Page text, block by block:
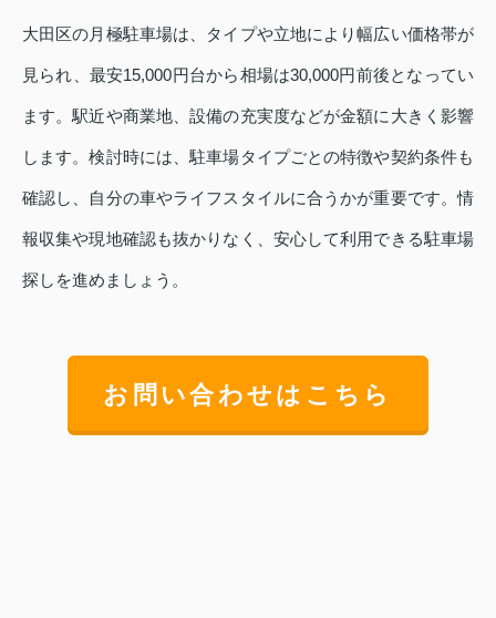
大田区の月極駐車場は、タイプや立地により幅広い価格帯が
見られ、最安15,000円台から相場は30,000円前後となってい
ます。駅近や商業地、設備の充実度などが金額に大きく影響
します。検討時には、駐車場タイプごとの特徴や契約条件も
確認し、自分の車やライフスタイルに合うかが重要です。情
報収集や現地確認も抜かりなく、安心して利用できる駐車場
探しを進めましょう。
お問い合わせはこちら